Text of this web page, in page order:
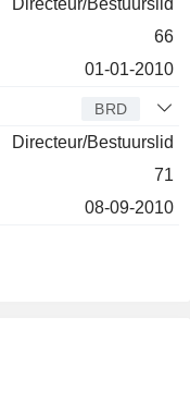
Directeur/Bestuurslid
66
01-01-2010
BRD
Directeur/Bestuurslid
71
08-09-2010